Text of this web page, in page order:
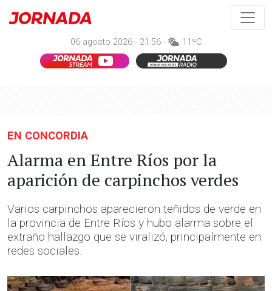
06 agosto 2026 - 21:56 - 11ºC
EN CONCORDIA
Alarma en Entre Ríos por la
aparición de carpinchos verdes
Varios carpinchos aparecieron teñidos de verde en
la provincia de Entre Ríos y hubo alarma sobre el
extraño hallazgo que se viralizó, principalmente en
redes sociales.